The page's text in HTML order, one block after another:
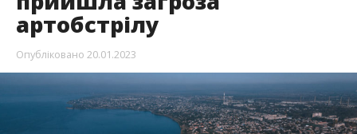
артобстрілу
Опубліковано 20.01.2023